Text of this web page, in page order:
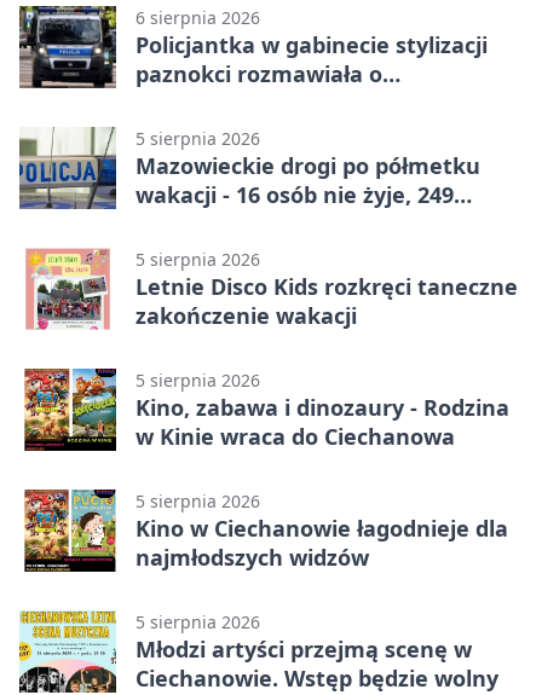
6 sierpnia 2026
Policjantka w gabinecie stylizacji
paznokci rozmawiała o
5 sierpnia 2026
Mazowieckie drogi po półmetku
wakacji - 16 osób nie żyje, 249
5 sierpnia 2026
Letnie Disco Kids rozkręci taneczne
zakończenie wakacji
5 sierpnia 2026
Kino, zabawa i dinozaury - Rodzina
w Kinie wraca do Ciechanowa
5 sierpnia 2026
Kino w Ciechanowie łagodnieje dla
najmłodszych widzów
5 sierpnia 2026
Młodzi artyści przejmą scenę w
Ciechanowie. Wstęp będzie wolny